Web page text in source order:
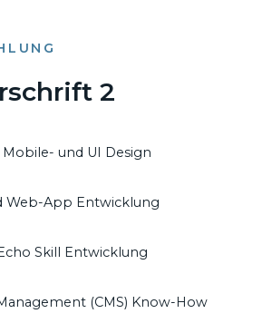
2
und UI Design
Web-App Entwicklung
Skill Entwicklung
(CMS) Know-How